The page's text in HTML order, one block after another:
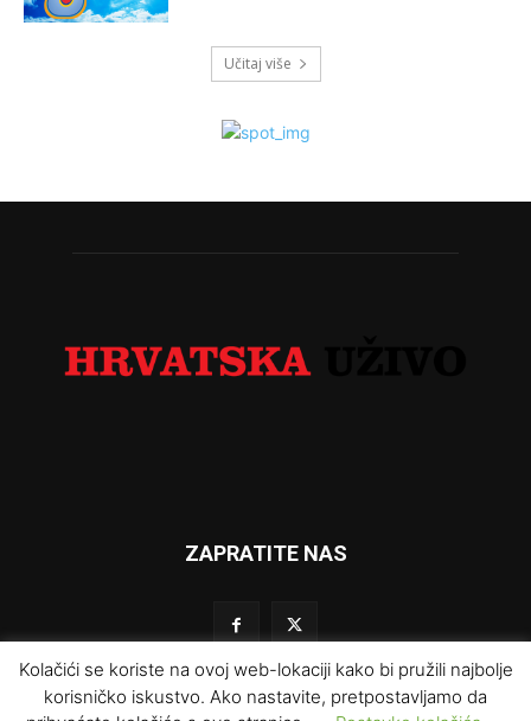
Učitaj više
ZAPRATITE NAS
Kolačići se koriste na ovoj web-lokaciji kako bi pružili najbolje
korisničko iskustvo. Ako nastavite, pretpostavljamo da